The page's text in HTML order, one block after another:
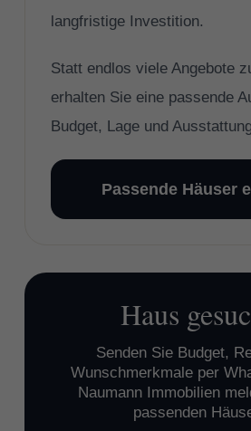
langfristige Investition.
Statt endlos viele Angebote
erhalten Sie eine passende
Budget, Lage und
Passende Häuser
Haus
Senden Sie Budget,
Wunschmerkmale per
Naumann Immobilien
passenden